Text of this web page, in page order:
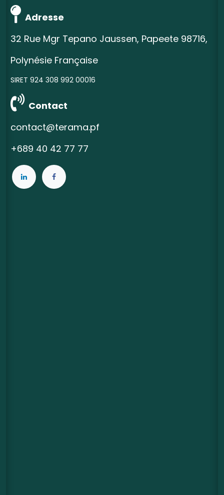
Adresse
32 Rue Mgr Tepano Jaussen, Papeete 98716,
Polynésie Française
SIRET 924 308 992 00016
Contact
contact@terama.pf
+689 40 42 77 77